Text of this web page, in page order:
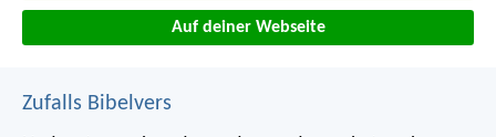
Auf deiner Webseite
Zufalls Bibelvers